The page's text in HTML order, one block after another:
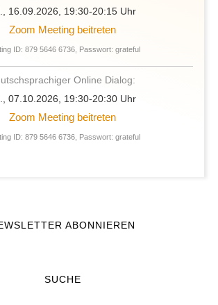
16.09.2026, 19:30-20:15 Uhr
Zoom Meeting beitreten
ID: 879 5646 6736, Passwort: grateful
Online Dialog:
07.10.2026, 19:30-20:30 Uhr
Zoom Meeting beitreten
ID: 879 5646 6736, Passwort: grateful
ABONNIEREN
SUCHE